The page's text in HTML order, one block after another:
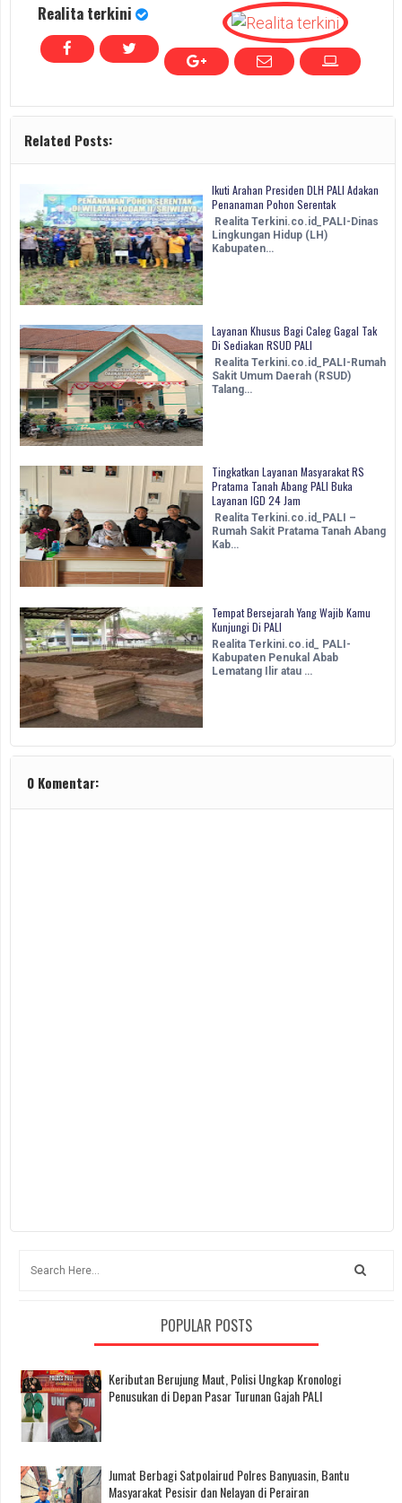
Realita terkini
Related Posts:
Ikuti Arahan Presiden DLH PALI Adakan
Penanaman Pohon Serentak
Realita Terkini.co.id_PALI-Dinas
Lingkungan Hidup (LH)
Kabupaten…
Layanan Khusus Bagi Caleg Gagal Tak
Di Sediakan RSUD PALI
Realita Terkini.co.id_PALI-Rumah
Sakit Umum Daerah (RSUD)
Talang…
Tingkatkan Layanan Masyarakat RS
Pratama Tanah Abang PALI Buka
Layanan IGD 24 Jam
Realita Terkini.co.id_PALI –
Rumah Sakit Pratama Tanah Abang
Kab…
Tempat Bersejarah Yang Wajib Kamu
Kunjungi Di PALI
Realita Terkini.co.id_ PALI-
Kabupaten Penukal Abab
Lematang Ilir atau …
0 Komentar:
POPULAR POSTS
Keributan Berujung Maut, Polisi Ungkap Kronologi
Penusukan di Depan Pasar Turunan Gajah PALI
Jumat Berbagi Satpolairud Polres Banyuasin, Bantu
Masyarakat Pesisir dan Nelayan di Perairan